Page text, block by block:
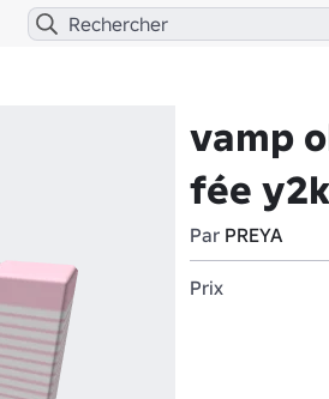
vamp
fée
Par PREYA
Prix